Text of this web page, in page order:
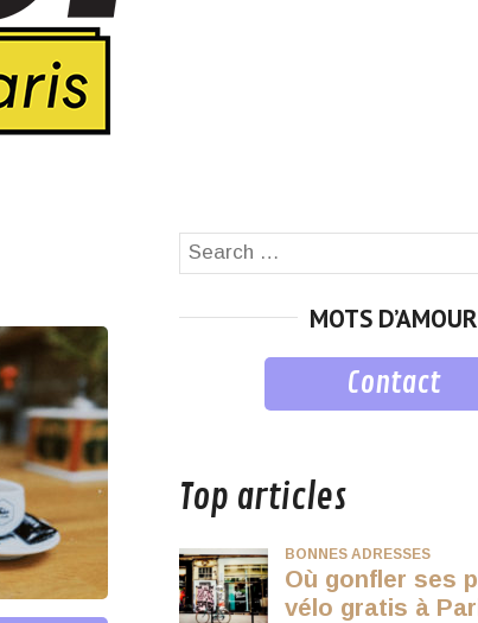
Search
MOTS D’AMOUR
Contact
Top articles